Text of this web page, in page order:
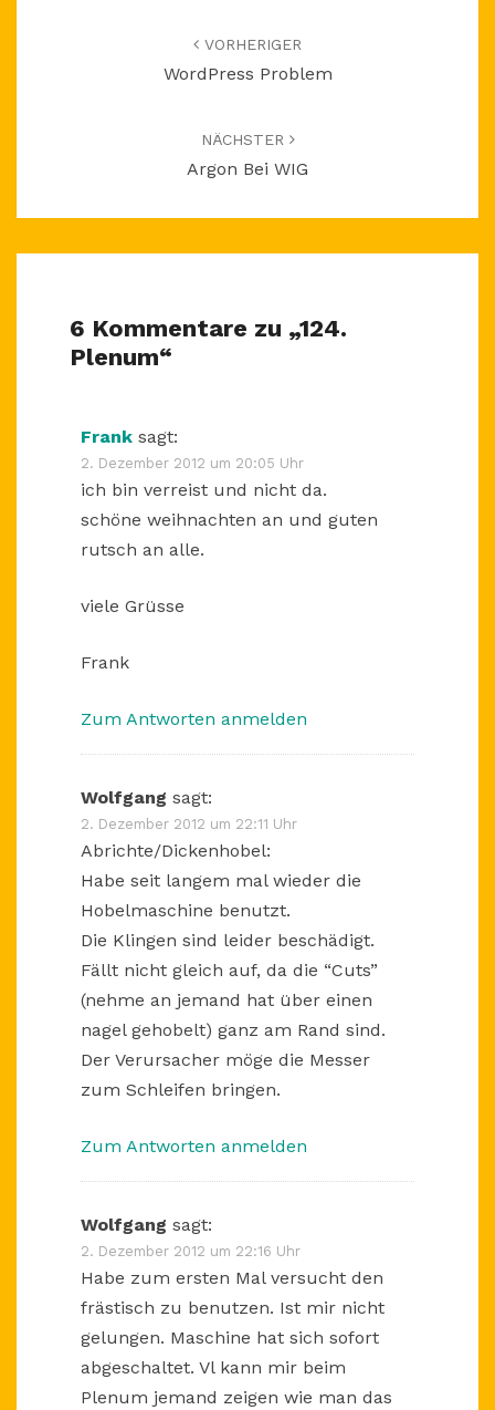
VORHERIGER
WordPress Problem
NÄCHSTER
Argon Bei WIG
6 Kommentare zu „124.
Plenum“
Frank sagt:
2. Dezember 2012 um 20:05 Uhr
ich bin verreist und nicht da.
schöne weihnachten an und guten
rutsch an alle.
viele Grüsse
Frank
Zum Antworten anmelden
Wolfgang sagt:
2. Dezember 2012 um 22:11 Uhr
Abrichte/Dickenhobel:
Habe seit langem mal wieder die
Hobelmaschine benutzt.
Die Klingen sind leider beschädigt.
Fällt nicht gleich auf, da die “Cuts”
(nehme an jemand hat über einen
nagel gehobelt) ganz am Rand sind.
Der Verursacher möge die Messer
zum Schleifen bringen.
Zum Antworten anmelden
Wolfgang sagt:
2. Dezember 2012 um 22:16 Uhr
Habe zum ersten Mal versucht den
frästisch zu benutzen. Ist mir nicht
gelungen. Maschine hat sich sofort
abgeschaltet. Vl kann mir beim
Plenum jemand zeigen wie man das